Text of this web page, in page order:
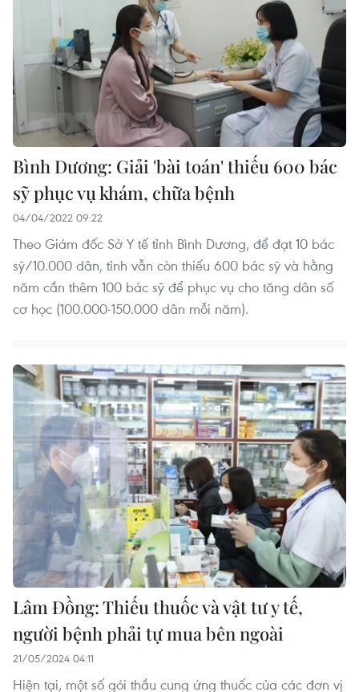
Bình Dương: Giải 'bài toán' thiếu 600 bác
sỹ phục vụ khám, chữa bệnh
04/04/2022 09:22
Theo Giám đốc Sở Y tế tỉnh Bình Dương, để đạt 10 bác
sỹ/10.000 dân, tỉnh vẫn còn thiếu 600 bác sỹ và hằng
năm cần thêm 100 bác sỹ để phục vụ cho tăng dân số
cơ học (100.000-150.000 dân mỗi năm).
Lâm Đồng: Thiếu thuốc và vật tư y tế,
người bệnh phải tự mua bên ngoài
21/05/2024 04:11
Hiện tại, một số gói thầu cung ứng thuốc của các đơn vị